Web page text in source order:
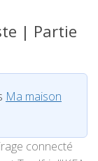
| Partie
Ma maison
connecté